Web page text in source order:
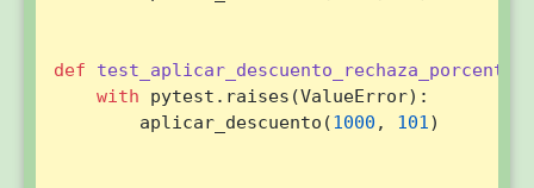
def
with pytest.raises(ValueError):
        aplicar_descuento(
1000 , 101 )